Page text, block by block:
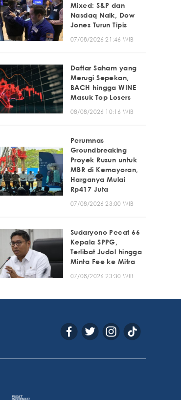
Mixed: S&P dan
Nasdaq Naik, Dow
Jones Turun Tipis
07/08/2026 21:46 WIB
Daftar Saham yang
Merugi Sepekan,
BACH hingga WINE
Masuk Top Losers
08/08/2026 10:16 WIB
Perumnas
Groundbreaking
Proyek Rusun untuk
MBR di Kemayoran,
Harganya Mulai
Rp417 Juta
07/08/2026 23:00 WIB
Sudaryono Pecat 66
Kepala SPPG,
Terlibat Judol hingga
Minta Fee ke Mitra
07/08/2026 23:30 WIB